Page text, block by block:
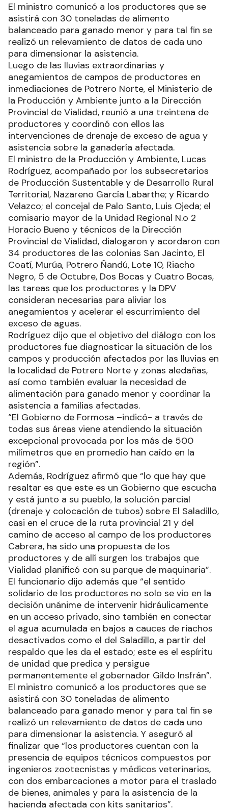
El ministro comunicó a los productores que se
asistirá con 30 toneladas de alimento
balanceado para ganado menor y para tal fin se
realizó un relevamiento de datos de cada uno
para dimensionar la asistencia.
Luego de las lluvias extraordinarias y
anegamientos de campos de productores en
inmediaciones de Potrero Norte, el Ministerio de
la Producción y Ambiente junto a la Dirección
Provincial de Vialidad, reunió a una treintena de
productores y coordinó con ellos las
intervenciones de drenaje de exceso de agua y
asistencia sobre la ganadería afectada.
El ministro de la Producción y Ambiente, Lucas
Rodríguez, acompañado por los subsecretarios
de Producción Sustentable y de Desarrollo Rural
Territorial, Nazareno García Labarthe; y Ricardo
Velazco; el concejal de Palo Santo, Luis Ojeda; el
comisario mayor de la Unidad Regional N.o 2
Horacio Bueno y técnicos de la Dirección
Provincial de Vialidad, dialogaron y acordaron con
34 productores de las colonias San Jacinto, El
Coatí, Murúa, Potrero Ñandú, Lote 10, Riacho
Negro, 5 de Octubre, Dos Bocas y Cuatro Bocas,
las tareas que los productores y la DPV
consideran necesarias para aliviar los
anegamientos y acelerar el escurrimiento del
exceso de aguas.
Rodríguez dijo que el objetivo del diálogo con los
productores fue diagnosticar la situación de los
campos y producción afectados por las lluvias en
la localidad de Potrero Norte y zonas aledañas,
así como también evaluar la necesidad de
alimentación para ganado menor y coordinar la
asistencia a familias afectadas.
“El Gobierno de Formosa –indicó- a través de
todas sus áreas viene atendiendo la situación
excepcional provocada por los más de 500
milímetros que en promedio han caído en la
región”.
Además, Rodríguez afirmó que “lo que hay que
resaltar es que este es un Gobierno que escucha
y está junto a su pueblo, la solución parcial
(drenaje y colocación de tubos) sobre El Saladillo,
casi en el cruce de la ruta provincial 21 y del
camino de acceso al campo de los productores
Cabrera, ha sido una propuesta de los
productores y de allí surgen los trabajos que
Vialidad planificó con su parque de maquinaria”.
El funcionario dijo además que “el sentido
solidario de los productores no solo se vio en la
decisión unánime de intervenir hidráulicamente
en un acceso privado, sino también en conectar
el agua acumulada en bajos a cauces de riachos
desactivados como el del Saladillo, a partir del
respaldo que les da el estado; este es el espíritu
de unidad que predica y persigue
permanentemente el gobernador Gildo Insfrán”.
El ministro comunicó a los productores que se
asistirá con 30 toneladas de alimento
balanceado para ganado menor y para tal fin se
realizó un relevamiento de datos de cada uno
para dimensionar la asistencia. Y aseguró al
finalizar que “los productores cuentan con la
presencia de equipos técnicos compuestos por
ingenieros zootecnistas y médicos veterinarios,
con dos embarcaciones a motor para el traslado
de bienes, animales y para la asistencia de la
hacienda afectada con kits sanitarios”.